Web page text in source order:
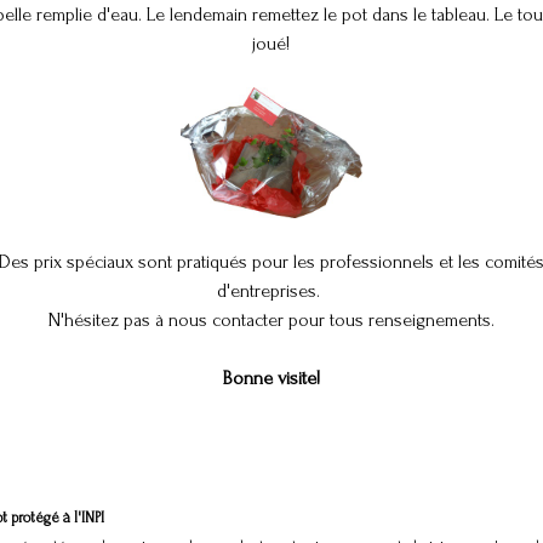
remplie d'eau. Le lendemain remettez le pot dans le tableau. Le
joué!
Des prix spéciaux sont pratiqués pour les professionnels et les comités
d'entreprises.
N'hésitez pas à nous contacter pour tous renseignements.
Bonne visite!
protégé à l'INPI